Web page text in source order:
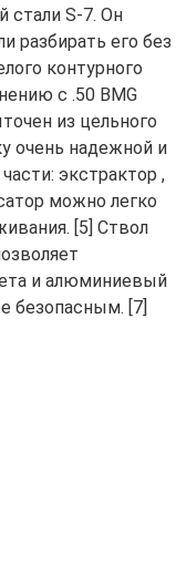
стали S-7. Он
разбирать его без
контурного
с .50 BMG
из цельного
очень надежной и
экстрактор ,
можно легко
[5] Ствол
и алюминиевый
безопасным. [7]